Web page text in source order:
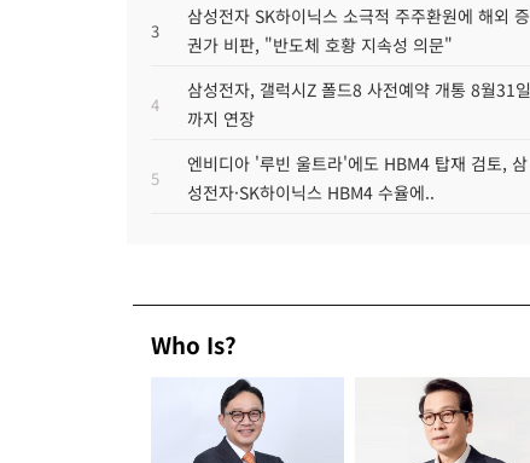
3
삼성전자 SK하이닉스 소극적 주주환원에 해외 증
권가 비판, "반도체 호황 지속성 의문"
4
삼성전자, 갤럭시Z 폴드8 사전예약 개통 8월31일
까지 연장
5
엔비디아 '루빈 울트라'에도 HBM4 탑재 검토, 삼
성전자·SK하이닉스 HBM4 수율에..
Who Is?